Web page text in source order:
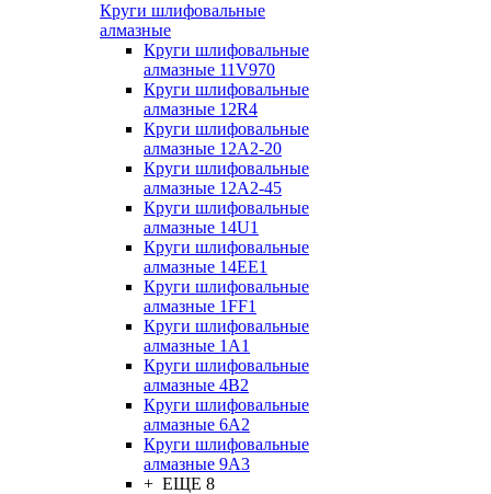
Круги шлифовальные
алмазные
Круги шлифовальные
алмазные 11V970
Круги шлифовальные
алмазные 12R4
Круги шлифовальные
алмазные 12А2-20
Круги шлифовальные
алмазные 12А2-45
Круги шлифовальные
алмазные 14U1
Круги шлифовальные
алмазные 14ЕЕ1
Круги шлифовальные
алмазные 1FF1
Круги шлифовальные
алмазные 1А1
Круги шлифовальные
алмазные 4В2
Круги шлифовальные
алмазные 6A2
Круги шлифовальные
алмазные 9А3
+ ЕЩЕ 8